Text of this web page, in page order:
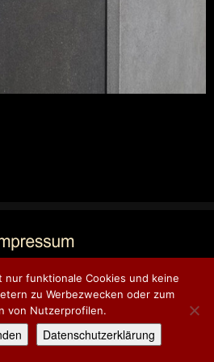
nur funktionale Cookies und keine
zu Werbezwecken oder zum
von Nutzerprofilen.
Datenschutzerklärung